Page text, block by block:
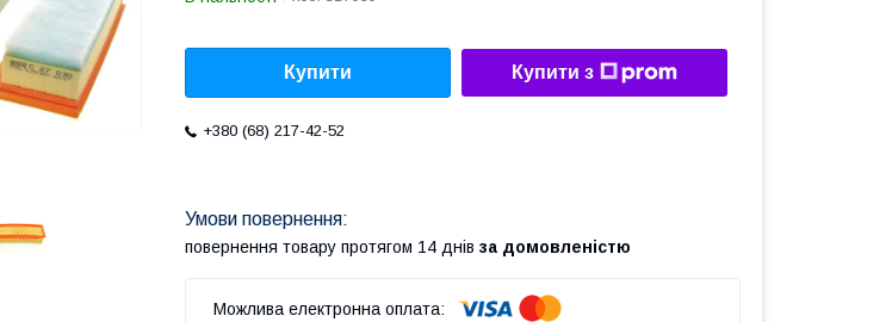
Купити Купити з
+380 (68) 217-42-52
повернення товару протягом 14 днів за домовленістю